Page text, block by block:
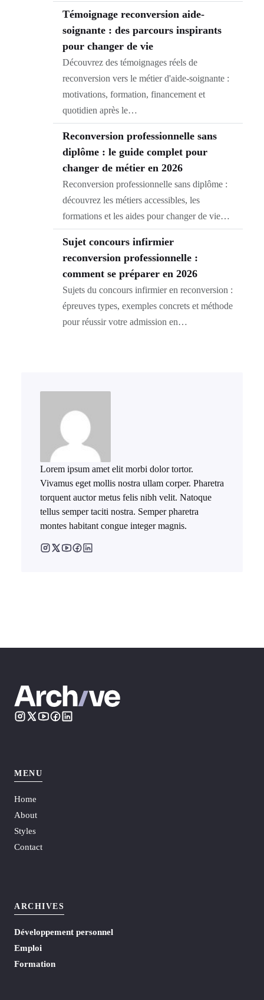
Témoignage reconversion aide-
soignante : des parcours inspirants
pour changer de vie
Découvrez des témoignages réels de
reconversion vers le métier d'aide-soignante :
motivations, formation, financement et
quotidien après le…
Reconversion professionnelle sans
diplôme : le guide complet pour
changer de métier en 2026
Reconversion professionnelle sans diplôme :
découvrez les métiers accessibles, les
formations et les aides pour changer de vie…
Sujet concours infirmier
reconversion professionnelle :
comment se préparer en 2026
Sujets du concours infirmier en reconversion :
épreuves types, exemples concrets et méthode
pour réussir votre admission en…
Lorem ipsum amet elit morbi dolor tortor.
Vivamus eget mollis nostra ullam corper. Pharetra
torquent auctor metus felis nibh velit. Natoque
tellus semper taciti nostra. Semper pharetra
montes habitant congue integer magnis.
MENU
Home
About
Styles
Contact
ARCHIVES
Développement personnel
Emploi
Formation